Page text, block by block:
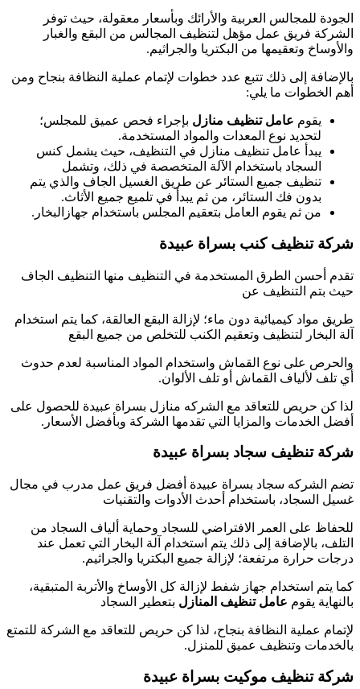
الجودة للمجالس العربية والأرائك وبأسعار معقولة، حيث توفر
الشركة فريق عمل مؤهل لتنظيف المجالس من البقع والغبار
والأوساخ وتعقيمها من البكتريا والجراثيم.
بالإضافة إلى ذلك تتبع عدد خطوات لإتمام عملية النظافة بنجاح ومن
أهم الخطوات ما يلي:
يقوم عامل تنظيف منازل بإجراء فحص عميق للمجلس؛
لتحديد نوع المعدات والمواد المستخدمة.
يبدأ عامل تنظيف منازل في التنظيف، حيث يشمل كنس
السجاد باستخدام الآلة المتخصصة في ذلك، وتشمل
تنظيف جميع الستائر عن طريق الغسيل الجاف والذي يتم
بدون فك الستائر، من ثم يبدأ في تلميع جميع الأثاث.
من ثم يقوم العامل بتعقيم المجلس باستخدام جهازالبخار.
شركة تنظيف كنب بسراة عبيدة
تقدم أحسن الطرق المستخدمة في التنظيف منها التنظيف الجاف
حيث بتم التنظيف عن
طريق مواد كيميائية دون ماء؛ لإزالة البقع العالقة، كما يتم استخدام
آلة البخار لتنظيف وتعقيم الكنب للتخلص من جميع البقع
والحرص على نوع القماش واستخدام المواد المناسبة لعدم حدوث
أي تلف لألياف القماش أو تلف الألوان.
لذا كن حريص للتعاقد مع الشركه منازل بسراة عبيدة للحصول على
أفضل الخدمات والمزايا التي تقدمها الشركة وبأفضل الأسعار.
شركة تنظيف سجاد بسراة عبيدة
تضم الشركه سجاد بسراة عبيدة أفضل فريق عمل مدرب في مجال
غسيل السجاد، باستخدام أحدث الأدوات والتقنيات
للحفاظ على العمر الافتراضي للسجاد وحماية ألياف السجاد من
التلف، بالإضافة إلى ذلك يتم استخدام آلة البخار التي تعمل عند
درجات حرارة مرتفعة؛ لإزالة جميع البكتريا والجراثيم.
كما يتم استخدام جهاز شفط لإزالة كل الأوساخ والأتربة المتبقية،
بالنهاية يقوم عامل تنظيف المنازل بتعطير السجاد
لإتمام عملية النظافة بنجاح، لذا كن حريص للتعاقد مع الشركة للتمتع
بالخدمات وتنظيف عميق للمنزل.
شركة تنظيف موكيت بسراة عبيدة